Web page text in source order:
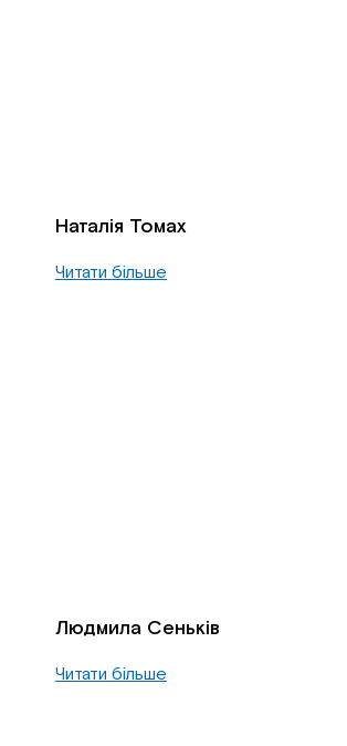
Наталія Томах
Читати більше
Людмила Сеньків
Читати більше